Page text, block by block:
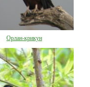
Орлан-крикун